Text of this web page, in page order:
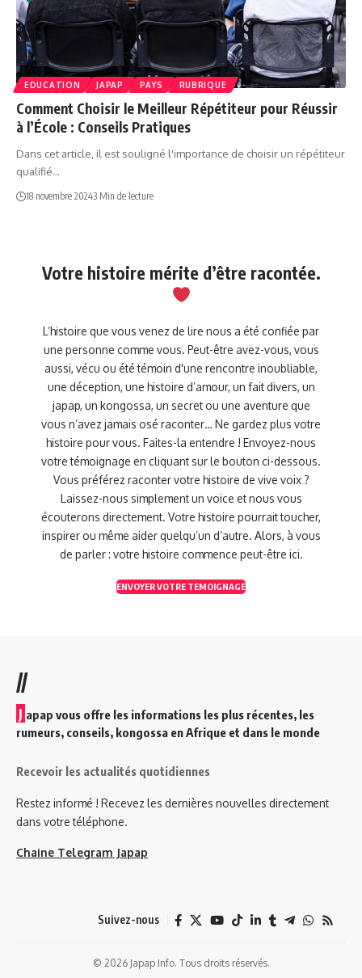
EDUCATION JAPAP PAYS RUBRIQUE
Comment Choisir le Meilleur Répétiteur pour Réussir
à l’École : Conseils Pratiques
Dans cet article, il est souligné l'importance de choisir un répétiteur
qualifié…
18 novembre 20243 Min de lecture
Votre histoire mérite d’être racontée.
L’histoire que vous venez de lire nous a été confiée par
une personne comme vous. Peut-être avez-vous, vous
aussi, vécu ou été témoin d'une rencontre inoubliable,
une déception, une histoire d’amour, un fait divers, un
japap, un kongossa, un secret ou une aventure que
vous n’avez jamais osé raconter… Ne gardez plus votre
histoire pour vous. Faites-la entendre ! Envoyez-nous
votre témoignage en cliquant sur le bouton ci-dessous.
Vous préférez raconter votre histoire de vive voix ?
Laissez-nous simplement un voice et nous vous
écouterons directement. Votre histoire pourrait toucher,
inspirer ou même aider quelqu’un d’autre. Alors, à vous
de parler : votre histoire commence peut-être ici.
ENVOYER VOTRE TEMOIGNAGE
//
J apap vous offre les informations les plus récentes, les
rumeurs, conseils, kongossa en Afrique et dans le monde
Recevoir les actualités quotidiennes
Restez informé ! Recevez les dernières nouvelles directement
dans votre téléphone.
Chaine Telegram Japap
Suivez-nous
© 2026 Japap Info. Tous droits réservés.